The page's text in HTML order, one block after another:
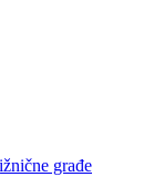
građe